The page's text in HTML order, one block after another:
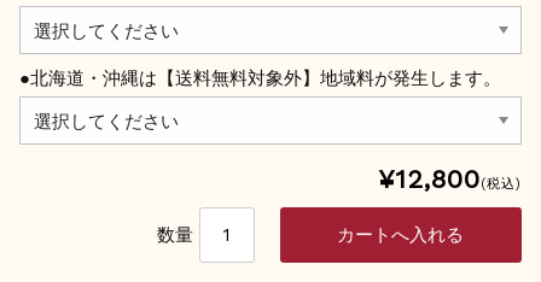
●北海道・沖縄は【送料無料対象外】地域料が発生します。
¥12,800(税込)
数量